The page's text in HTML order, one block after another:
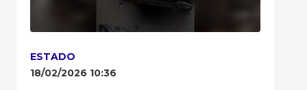
ESTADO
18/02/2026 10:36